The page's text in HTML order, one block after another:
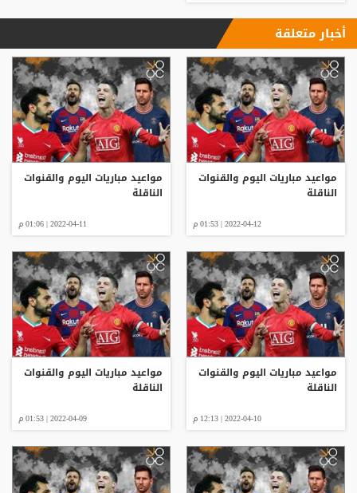
أخبار متعلقة
مواعيد مباريات اليوم والقنوات
الناقلة
2022-04-12 | 01:53 م
مواعيد مباريات اليوم والقنوات
الناقلة
2022-04-11 | 01:06 م
مواعيد مباريات اليوم والقنوات
الناقلة
2022-04-10 | 12:13 م
مواعيد مباريات اليوم والقنوات
الناقلة
2022-04-09 | 01:53 م